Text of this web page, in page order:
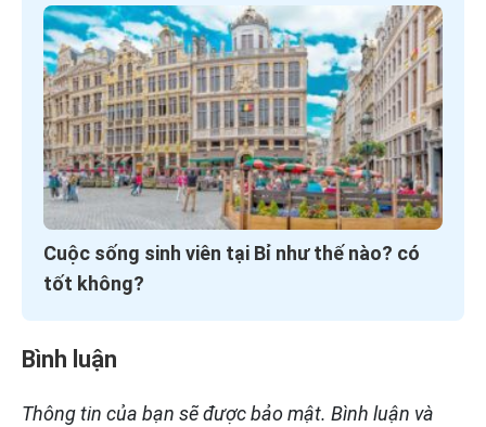
Cuộc sống sinh viên tại Bỉ như thế nào? có
tốt không?
Bình luận
Thông tin của bạn sẽ được bảo mật. Bình luận và